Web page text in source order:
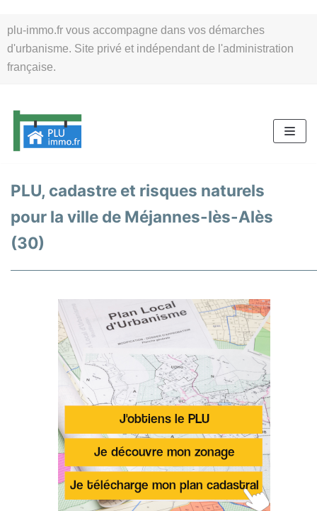
plu-immo.fr vous accompagne dans vos démarches
d'urbanisme. Site privé et indépendant de l'administration
française.
au
contenu
PLU, cadastre et risques naturels
pour la ville de Méjannes-lès-Alès
(30)